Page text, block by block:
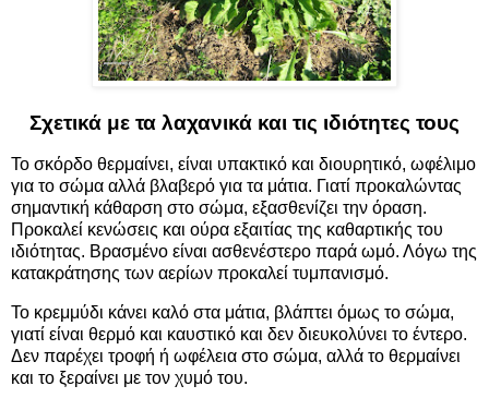
Σχετικά με τα λαχανικά και τις ιδιότητες τους
Το σκόρδο θερμαίνει, είναι υπακτικό και διουρητικό, ωφέλιμο
για το σώμα αλλά βλαβερό για τα μάτια. Γιατί προκαλώντας
σημαντική κάθαρση στο σώμα, εξασθενίζει την όραση.
Προκαλεί κενώσεις και ούρα εξαιτίας της καθαρτικής του
ιδιότητας. Βρασμένο είναι ασθενέστερο παρά ωμό. Λόγω της
κατακράτησης των αερίων προκαλεί τυμπανισμό.
Το κρεμμύδι κάνει καλό στα μάτια, βλάπτει όμως το σώμα,
γιατί είναι θερμό και καυστικό και δεν διευκολύνει το έντερο.
Δεν παρέχει τροφή ή ωφέλεια στο σώμα, αλλά το θερμαίνει
και το ξεραίνει με τον χυμό του.